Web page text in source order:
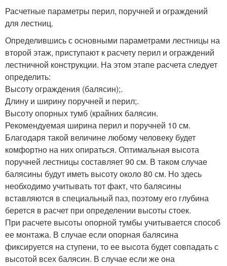
Расчетные параметры перил, поручней и ограждений
для лестниц.
Определившись с основными параметрами лестницы на
второй этаж, приступают к расчету перил и ограждений
лестничной конструкции. На этом этапе расчета следует
определить:
Высоту ограждения (балясин);.
Длину и ширину поручней и перил;.
Высоту опорных тумб (крайних балясин.
Рекомендуемая ширина перил и поручней 10 см.
Благодаря такой величине любому человеку будет
комфортно на них опираться. Оптимальная высота
поручней лестницы составляет 90 см. В таком случае
балясины будут иметь высоту около 80 см. Но здесь
необходимо учитывать тот факт, что балясины
вставляются в специальный паз, поэтому его глубина
берется в расчет при определении высоты стоек.
При расчете высоты опорной тумбы учитывается способ
ее монтажа. В случае если опорная балясина
фиксируется на ступени, то ее высота будет совпадать с
высотой всех балясин. В случае если же она